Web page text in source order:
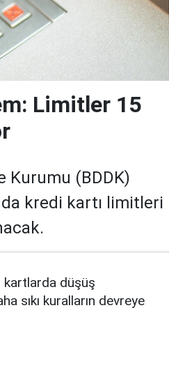
Limitler 15
Kurumu (BDDK)
kredi kartı limitleri
kartlarda düşüş
sıkı kuralların devreye